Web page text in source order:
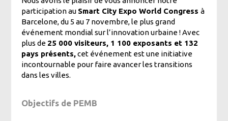
participation au Smart City Expo World Congressà
Barcelone, du 5 au 7 novembre, le plus grand
événement mondial sur l’innovation urbaine ! Avec
plus de 25 000 visiteurs, 1 100 exposants et 132
pays présents,cet événement est une initiative
incontournable pour faire avancer les transitions
dans les villes.
Objectifs de PEMB